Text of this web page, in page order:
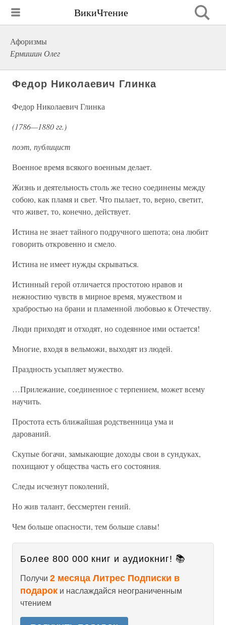
ВикиЧтение
Афоризмы
Ермишин Олег
Федор Николаевич Глинка
Федор Николаевич Глинка
(1786—1880 гг.)
поэт, публицист
Военное время всякого военным делает.
Жизнь и деятельность столь же тесно соединены между
собою, как пламя и свет. Что пылает, то, верно, светит,
что живет, то, конечно, действует.
Истина не знает тайного подручного шепота; она любит
говорить откровенно и смело.
Истина не имеет нужды скрываться.
Истинный герой отличается простотою нравов и
нежностию чувств в мирное время, мужеством и
храбростью на брани и пламенной любовью к Отечеству.
Люди приходят и отходят, но содеянное ими остается!
Многие, входя в вельможи, выходят из людей.
Праздность усыпляет мужество.
…Прилежание, соединенное с терпением, может всему
научить.
Простота есть ближайшая родственница ума и
дарований.
Скупые богачи, замыкающие доходы свои в сундуках,
похищают у общества часть его состояния.
Следы исчезнут поколений,
Но жив талант, бессмертен гений.
Чем больше опасности, тем больше славы!
Более 800 000 книг и аудиокниг! 📚
Получи 2 месяца Литрес Подписки в
подарок и наслаждайся неограниченным
чтением